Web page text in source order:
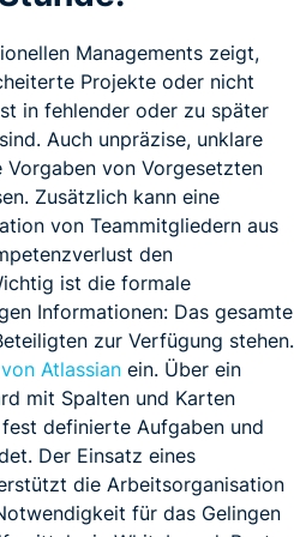
Managements zeigt,
Projekte oder nicht
in fehlender oder zu später
Auch unpräzise, unklare
von Vorgesetzten
Zusätzlich kann eine
von Teammitgliedern aus
den
ist die formale
Informationen: Das gesamte
zur Verfügung stehen.
Atlassian ein. Über ein
mit Spalten und Karten
definierte Aufgaben und
Der Einsatz eines
die Arbeitsorganisation
für das Gelingen